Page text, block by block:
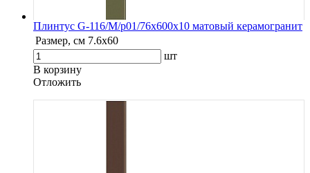
Плинтус G-116/М/p01/76x600x10 матовый керамогранит
Размер, см 7.6х60
шт
В корзину
Oтложить